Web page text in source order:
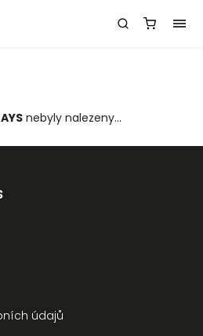
nebyly nalezeny...
údajů